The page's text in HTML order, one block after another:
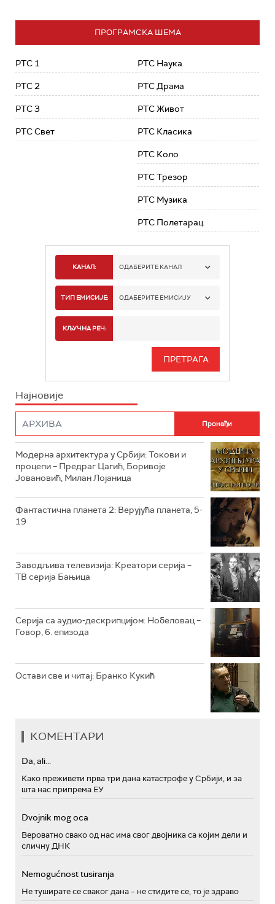
ПРОГРАМСКА ШЕМА
РТС 1
РТС 2
РТС 3
РТС Свет
РТС Наука
РТС Драма
РТС Живот
РТС Класика
РТС Коло
РТС Трезор
РТС Музика
РТС Полетарац
КАНАЛ: ОДАБЕРИТЕ КАНАЛ
РТС 1
РТС 3
РТС ЖИВОТ
РТС КОЛО
ТИП ЕМИСИЈЕ: ОДАБЕРИТЕ ЕМИСИЈУ
ИНФО
КЉУЧНА РЕЧ:
Најновије
Модерна архитектура у Србији: Токови и
процепи – Предраг Цагић, Боривоје
Јовановић, Милан Лојаница
Фантастична планета 2: Верујућа планета, 5-
19
Заводљива телевизија: Креатори серија –
ТВ серија Бањица
Серија са аудио-дескрипцијом: Нобеловац –
Говор, 6. епизода
Остави све и читај: Бранко Кукић
КОМЕНТАРИ
Da, ali...
Како преживети прва три дана катастрофе у Србији, и за
шта нас припрема ЕУ
Dvojnik mog oca
Вероватно свако од нас има свог двојника са којим дели и
сличну ДНК
Nemogućnost tusiranja
Не туширате се сваког дана – не стидите се, то је здраво